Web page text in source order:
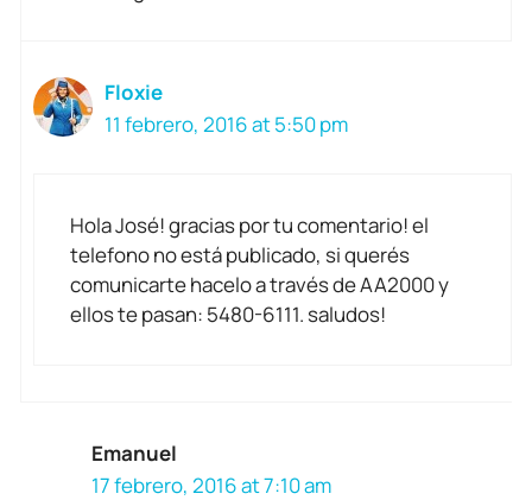
Floxie
11 febrero, 2016 at 5:50 pm
Hola José! gracias por tu comentario! el
telefono no está publicado, si querés
comunicarte hacelo a través de AA2000 y
ellos te pasan: 5480-6111. saludos!
Emanuel
17 febrero, 2016 at 7:10 am